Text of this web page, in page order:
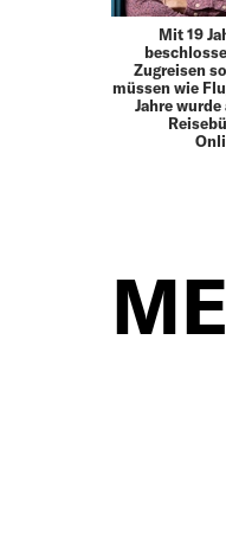
Mit 19
Zugreisen
müssen wie
Jahre